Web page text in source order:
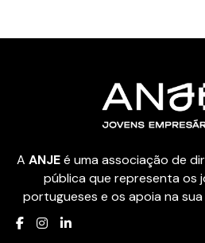
A ANJEé uma associação de
pública que representa os
portugueses e os apoia na